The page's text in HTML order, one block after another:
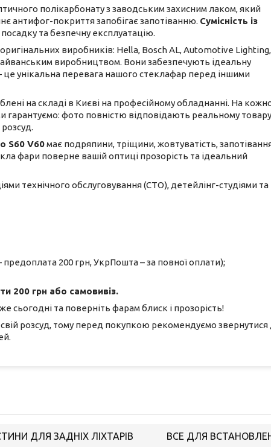
полікарбонату з заводським захисним лаком, який
антифог-покриття запобігає запотіванню. Сумісність із
та безпечну експлуатацію.
виробників: Hella, Bosch AL, Automotive Lighting,
виробництвом. Вони забезпечують ідеальну
це унікальна перевага нашого стеклафар перед іншими
на складі в Києві на професійному обладнанні. На
гарантуємо: фото повністю відповідають реальному
S60 V60має подряпини, тріщини, жовтуватість,
фари поверне вашій оптиці прозорість та ідеальний
технічного обслуговування (СТО), детейлінг-студіями та
200 грн, УкрПошта – за повної оплати);
200 грн або самовивіз.
сьогодні та поверніть фарам блиск і прозорість!
розсуд, тому перед покупкою рекомендуємо звернутися
ДЛЯ ЗАДНІХ ЛІХТАРІВ ВСЕ ДЛЯ